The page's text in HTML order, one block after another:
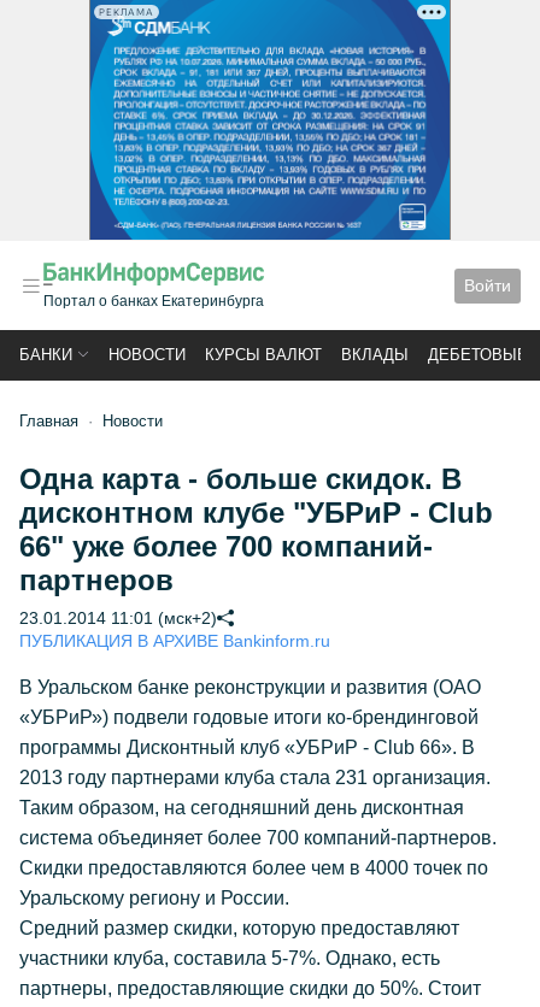
РЕКЛАМА
Портал о банках Екатеринбурга
Войти
БАНКИ НОВОСТИ КУРСЫ ВАЛЮТ ВКЛАДЫ ДЕБЕТОВЫЕ
Главная Новости
Одна карта - больше скидок. В
дисконтном клубе "УБРиР - Club
66" уже более 700 компаний-
партнеров
23.01.2014 11:01 (мск+2)
ПУБЛИКАЦИЯ В АРХИВЕ Bankinform.ru
В Уральском банке реконструкции и развития (ОАО
«УБРиР») подвели годовые итоги ко-брендинговой
программы Дисконтный клуб «УБРиР - Club 66». В
2013 году партнерами клуба стала 231 организация.
Таким образом, на сегодняшний день дисконтная
система объединяет более 700 компаний-партнеров.
Скидки предоставляются более чем в 4000 точек по
Уральскому региону и России.
Средний размер скидки, которую предоставляют
участники клуба, составила 5-7%. Однако, есть
партнеры, предоставляющие скидки до 50%. Стоит